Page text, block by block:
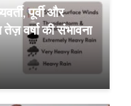
पूर्वी और
वर्षा की संभावना